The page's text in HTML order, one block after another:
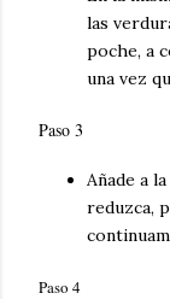
las
poche, a
una vez
Paso 3
Añade a
reduzca,
Paso 4